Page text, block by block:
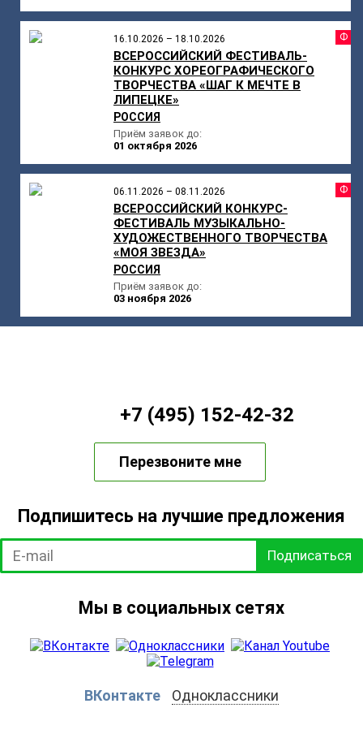
16.10.2026 – 18.10.2026
ВСЕРОССИЙСКИЙ ФЕСТИВАЛЬ-
КОНКУРС ХОРЕОГРАФИЧЕСКОГО
ТВОРЧЕСТВА «ШАГ К МЕЧТЕ В
ЛИПЕЦКЕ»
РОССИЯ
Приём заявок до:
01 октября 2026
06.11.2026 – 08.11.2026
ВСЕРОССИЙСКИЙ КОНКУРС-
ФЕСТИВАЛЬ МУЗЫКАЛЬНО-
ХУДОЖЕСТВЕННОГО ТВОРЧЕСТВА
«МОЯ ЗВЕЗДА»
РОССИЯ
Приём заявок до:
03 ноября 2026
+7 (495) 152-42-32
Перезвоните мне
Подпишитесь на лучшие предложения
Подписаться
Мы в социальных сетях
ВКонтакте Одноклассники